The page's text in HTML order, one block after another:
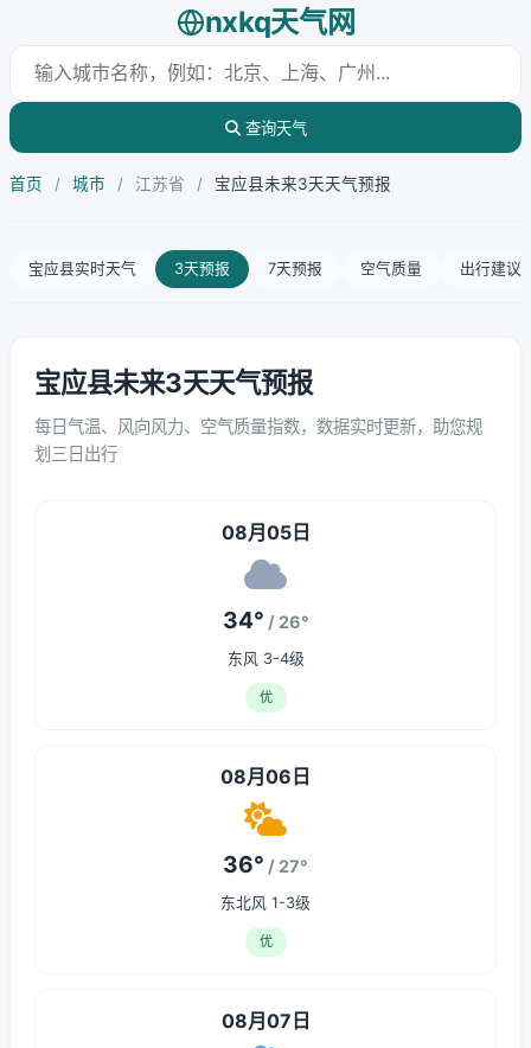
nxkq天气网
查询天气
首页 / 城市 / 江苏省 / 宝应县未来3天天气预报
宝应县实时天气 3天预报 7天预报 空气质量 出行建议
宝应县未来3天天气预报
每日气温、风向风力、空气质量指数，数据实时更新，助您规
划三日出行
08月05日
34° / 26°
东风 3-4级
优
08月06日
36° / 27°
东北风 1-3级
优
08月07日